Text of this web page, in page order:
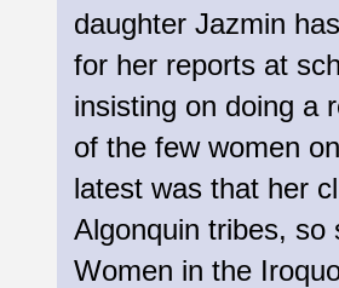
daughter Jazmin
for her reports at
insisting on doing a
of the few women
latest was that her
Algonquin tribes, so
Women in the